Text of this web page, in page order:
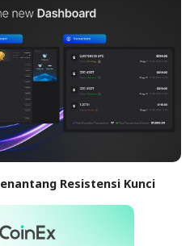
Resistensi Kunci